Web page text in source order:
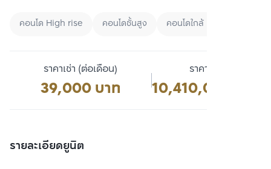
คอนโด High rise คอนโดชั้นสูง คอนโดใกล้ MRT
ราคาขาย
10,410,000 บาท
ราคาเช่า (ต่อเดือน)
39,000 บาท
รายละเอียดยูนิต